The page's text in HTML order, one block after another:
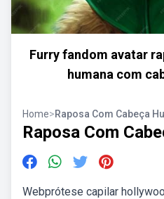
Furry fandom avatar
humana com
Home>Raposa Com Cabeça
Raposa Com
Webprótese capilar